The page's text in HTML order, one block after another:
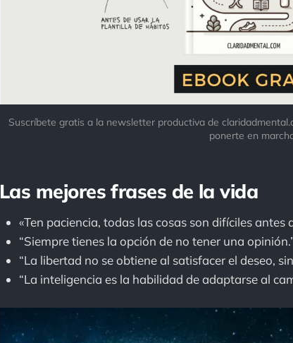
Suscríbete gratis a la newsletter productiva de
ponerte en
Las mejores frases de la vida
«Ten paciencia, todas las cosas son difíciles antes
“Siempre tienes la opción de no tener una
“La libertad no se obtiene al satisfacer el deseo,
“La inteligencia es la habilidad de adaptarse al